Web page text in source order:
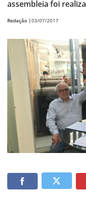
assembleia foi
Redação |03/07/2017